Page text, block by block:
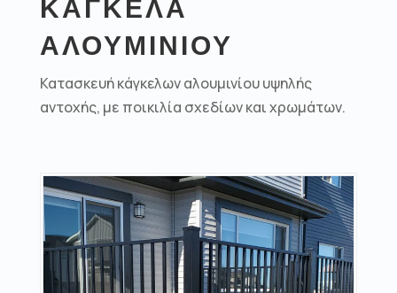
ΚΑΓΚΕΛΑ
ΑΛΟΥΜΙΝΙΟΥ
Κατασκευή κάγκελων αλουμινίου υψηλής
αντοχής, με ποικιλία σχεδίων και χρωμάτων.